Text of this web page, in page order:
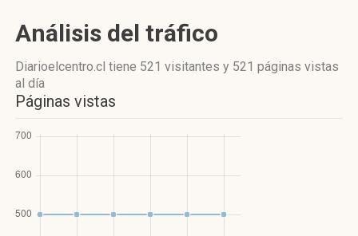
Análisis del tráfico
Diarioelcentro.cl tiene 521 visitantes y 521 páginas vistas
al día
Páginas vistas